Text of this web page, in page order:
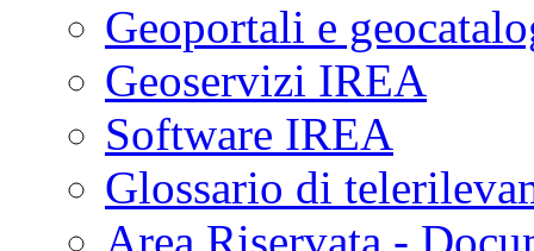
Geoportali e
Geoservizi IREA
Software IREA
Glossario di